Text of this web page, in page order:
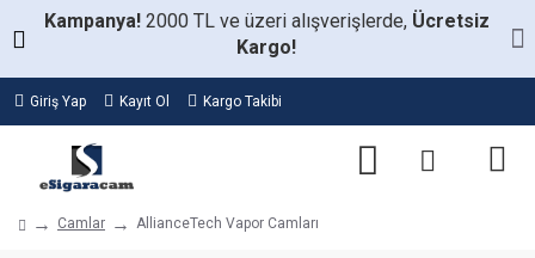
Kampanya! 2000 TL ve üzeri alışverişlerde, Ücretsiz
Kargo!
Giriş Yap Kayıt Ol Kargo Takibi
Camlar AllianceTech Vapor Camları